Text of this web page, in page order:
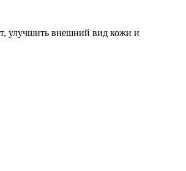
улучшить внешний вид кожи и